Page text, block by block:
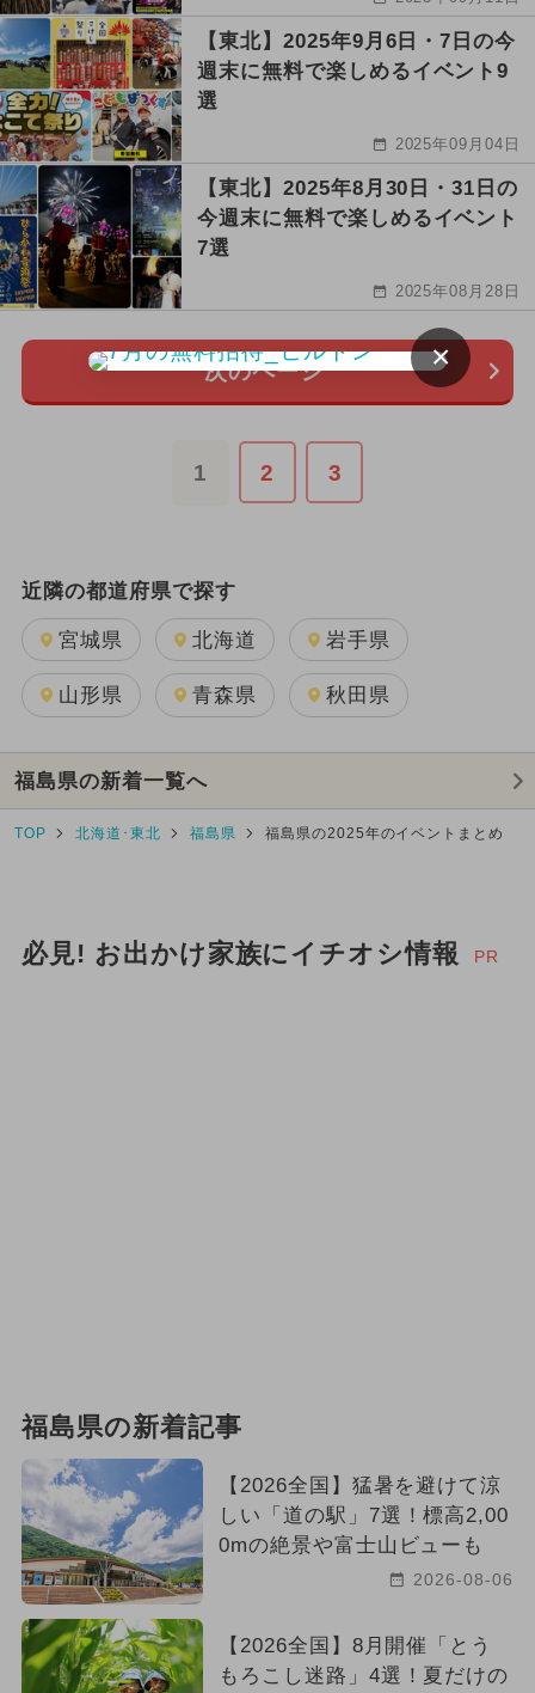
【東北】2025年9月6日・7日の今
週末に無料で楽しめるイベント9
選
2025年09月04日
【東北】2025年8月30日・31日の
今週末に無料で楽しめるイベント
7選
2025年08月28日
次のページ
1 2 3
近隣の都道府県で探す
宮城県 北海道 岩手県
山形県 青森県 秋田県
福島県の新着一覧へ
TOP 北海道･東北 福島県 福島県の2025年のイベントまとめ
必見! お出かけ家族にイチオシ情報 PR
福島県の新着記事
【2026全国】猛暑を避けて涼
しい「道の駅」7選！標高2,00
0mの絶景や富士山ビューも
2026-08-06
【2026全国】8月開催「とう
もろこし迷路」4選！夏だけの
×